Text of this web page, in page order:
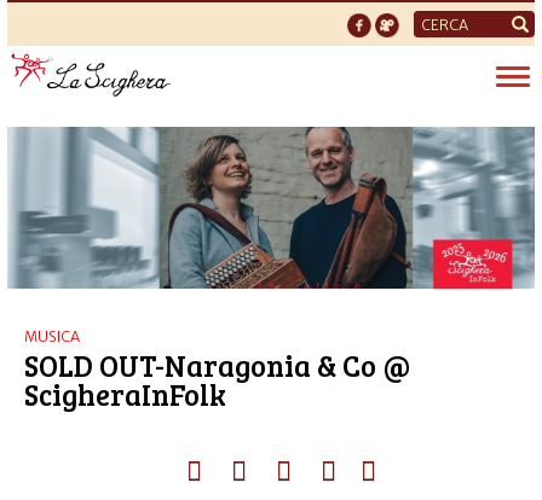
Form
di
ricerca
MUSICA
SOLD OUT-Naragonia & Co @
ScigheraInFolk